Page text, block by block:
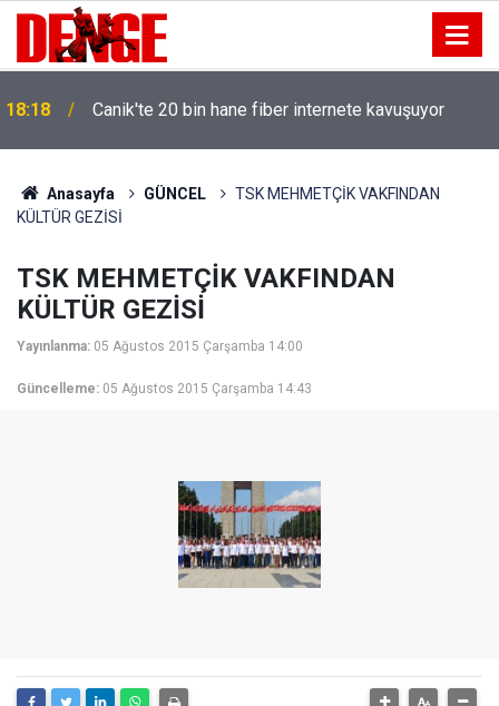
18:18 Canik'te 20 bin hane fiber internete kavuşuyor
Anasayfa GÜNCEL
TSK MEHMETÇİK VAKFINDAN
KÜLTÜR GEZİSİ
TSK MEHMETÇİK VAKFINDAN
KÜLTÜR GEZİSİ
Yayınlanma: 05 Ağustos 2015 Çarşamba 14:00
Güncelleme: 05 Ağustos 2015 Çarşamba 14:43